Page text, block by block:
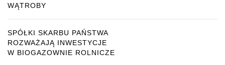
WĄTROBY
SPÓŁKI SKARBU PAŃSTWA
ROZWAŻAJĄ INWESTYCJE
W BIOGAZOWNIE ROLNICZE